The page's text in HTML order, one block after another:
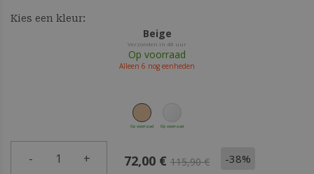
Kies een kleur:
Beige
Verzonden in 48 uur
Op voorraad
Alleen 6 nog eenheden
Op voorraad Op voorraad
- 1 + 72,00 € 115,90 € -38%